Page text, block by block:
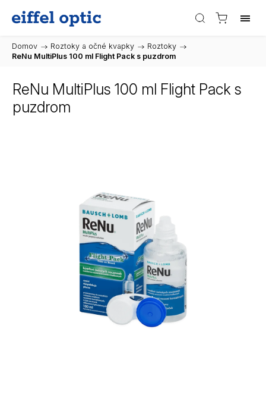
Domov / Roztoky a očné kvapky / Roztoky /
ReNu MultiPlus 100 ml Flight Pack s puzdrom
ReNu MultiPlus 100 ml Flight Pack s
puzdrom